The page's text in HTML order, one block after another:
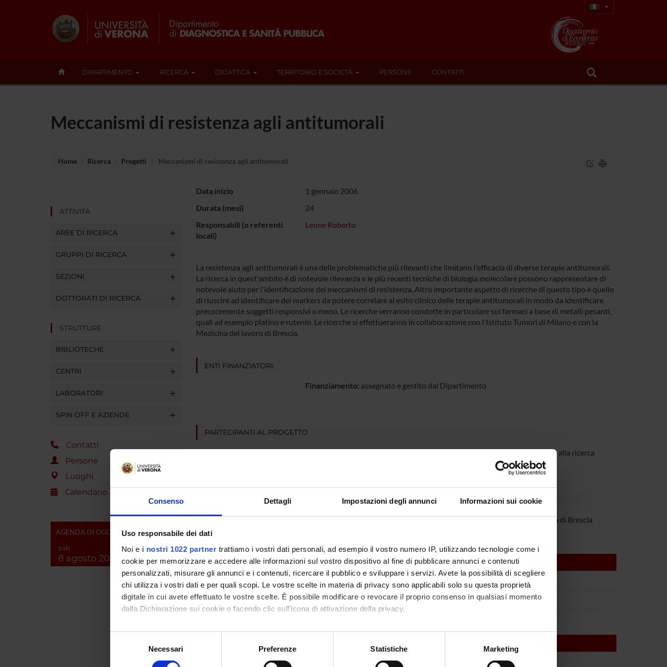
Consenso Dettagli Impostazioni degli annunci Informazioni sui cookie
Uso responsabile dei dati
Noi e i nostri 1022 partner trattiamo i vostri dati personali, ad esempio il vostro numero IP, utilizzando tecnologie come i
cookie per memorizzare e accedere alle informazioni sul vostro dispositivo al fine di pubblicare annunci e contenuti
personalizzati, misurare gli annunci e i contenuti, ricercare il pubblico e sviluppare i servizi. Avete la possibilità di scegliere
chi utilizza i vostri dati e per quali scopi. Le vostre scelte in materia di privacy sono applicabili solo su questa proprietà
digitale in cui avete effettuato le vostre scelte. È possibile modificare o revocare il proprio consenso in qualsiasi momento
dalla Dichiarazione sui cookie o facendo clic sull'icona di attivazione della privacy.
Con il tuo consenso, vorremmo anche:
raccogliere informazioni sulla tua posizione geografica, con un'approssimazione di qualche metro,
Necessari Preferenze Statistiche Marketing
DIPARTIMENTO RICERCA DIDATTICA TERRITORIO E SOCIETÀ PERSONE CONTATTI
Meccanismi di resistenza agli antitumorali
Home Ricerca Progetti Meccanismi di resistenza agli antitumorali
ATTIVITÀ
AREE DI RICERCA
GRUPPI DI RICERCA
SEZIONI
DOTTORATI DI RICERCA
STRUTTURE
BIBLIOTECHE
CENTRI
LABORATORI
SPIN OFF E AZIENDE
Contatti
Persone
Luoghi
Calendario
AGENDA DI OGGI
sab
8 agosto 2026
Data inizio
1 gennaio 2006
Durata (mesi)
24
Responsabili (o referenti
locali)
Leone Roberto
La resistenza agli antitumorali è una delle problematiche più rilevanti che limitano l'efficacia di diverse terapie antitumorali.
La ricerca in quest'ambito è di notevole rilevanza e le più recenti tecniche di biologia molecolare possono rappresentare di
notevole aiuto per l'identificazione dei meccanismi di resistenza. Altro importante aspetto di ricerche di questo tipo è quello
di riuscire ad identificare dei markers da potere correlare al esito clinico delle terapie antitumorali in modo da identificare
precocemente soggetti responsivi o meno. Le ricerche verranno condotte in particolare sui farmaci a base di metalli pesanti,
quali ad esempio platino e rutenio. Le ricerche si effettueranno in collaborazione con l'Istituto Tumori di Milano e con la
Medicina del lavoro di Brescia.
ENTI FINANZIATORI:
Finanziamento: assegnato e gestito dal Dipartimento
PARTECIPANTI AL PROGETTO
Guido Francesco Fumagalli Personale di spin-off Roberto Leone Incaricato alla ricerca
COLLABORATORI ESTERNI
Paola Perego Istituto Tumori Milano Piero Apostoli Università di Brescia
AREE DI RICERCA COINVOLTE DAL PROGETTO
Pharmacology & Pharmacy (DDSP)
Pharmacology & Pharmacy (DNBM)